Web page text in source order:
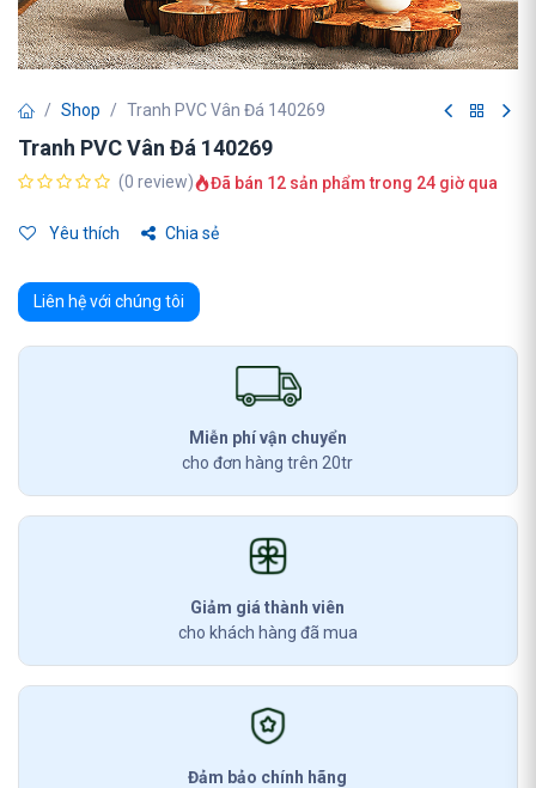
Shop Tranh PVC Vân Đá 140269
Tranh PVC Vân Đá 140269
(0 review) Đã bán 12 sản phẩm trong 24 giờ qua
Yêu thích Chia sẻ
Liên hệ với chúng tôi
Miễn phí vận chuyển
cho đơn hàng trên 20tr
Giảm giá thành viên
cho khách hàng đã mua
Đảm bảo chính hãng